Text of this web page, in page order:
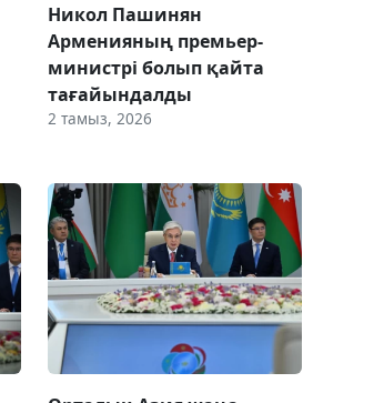
Никол Пашинян
Арменияның премьер-
министрі болып қайта
тағайындалды
2 тамыз, 2026